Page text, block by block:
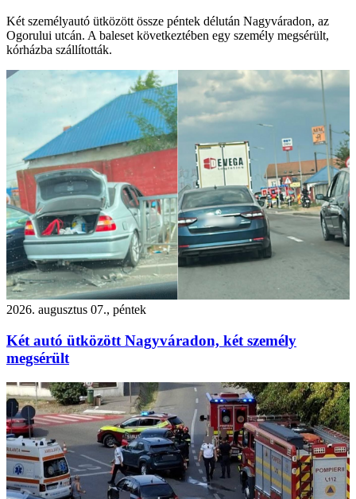
Két személyautó ütközött össze péntek délután Nagyváradon, az
Ogorului utcán. A baleset következtében egy személy megsérült,
kórházba szállították.
2026. augusztus 07., péntek
Két autó ütközött Nagyváradon, két személy
megsérült